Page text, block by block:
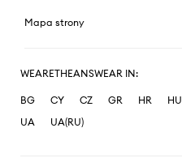
Mapa strony
WEARETHEANSWEAR IN:
BG CY CZ GR HR HU
UA
UA(RU)